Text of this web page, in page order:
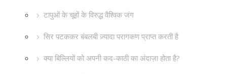
टापुओं के चूहों के विरुद्ध वैश्विक जंग
सिर पटककर बंबलबी ज़्यादा परागकण प्राप्त करती है
क्या बिल्लियों को अपनी कद-काठी का अंदाज़ा होता है?